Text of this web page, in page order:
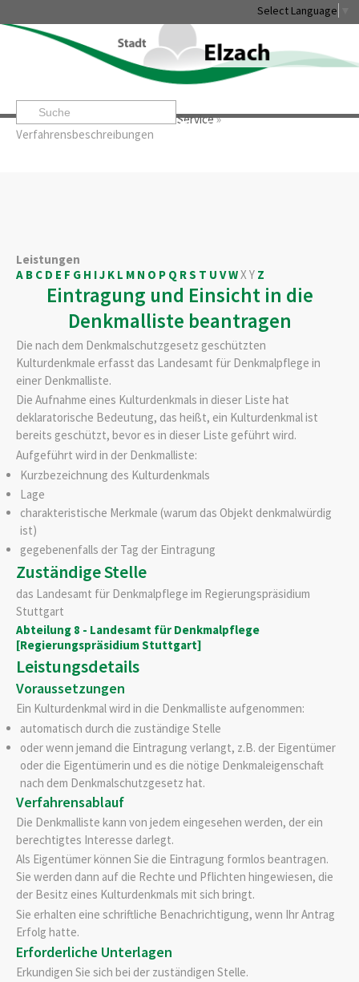
Select Language
Startseite» »Service»
Verfahrensbeschreibungen
Leben & Erleben Rathaus & Service
Leistungen
A B C D E F G H IJ K L M N O P Q RS T U VWXY Z
Eintragung und Einsicht in die
Denkmalliste beantragen
Die nach dem Denkmalschutzgesetz geschützten
Kulturdenkmale erfasst das Landesamt für Denkmalpflege in
einer Denkmalliste.
Die Aufnahme eines Kulturdenkmals in dieser Liste hat
deklaratorische Bedeutung, das heißt, ein Kulturdenkmal ist
bereits geschützt, bevor es in dieser Liste geführt wird.
Aufgeführt wird in der Denkmalliste:
Kurzbezeichnung des Kulturdenkmals
Lage
charakteristische Merkmale (warum das Objekt denkmalwürdig
ist)
gegebenenfalls der Tag der Eintragung
Zuständige Stelle
das Landesamt für Denkmalpflege im Regierungspräsidium
Stuttgart
Abteilung 8 - Landesamt für Denkmalpflege
[Regierungspräsidium Stuttgart]
Leistungsdetails
Voraussetzungen
Ein Kulturdenkmal wird in die Denkmalliste aufgenommen:
automatisch durch die zuständige Stelle
oder wenn jemand die Eintragung verlangt, z.B. der Eigentümer
oder die Eigentümerin und es die nötige Denkmaleigenschaft
nach dem Denkmalschutzgesetz hat.
Verfahrensablauf
Die Denkmalliste kann von jedem eingesehen werden, der ein
berechtigtes Interesse darlegt.
Als Eigentümer können Sie die Eintragung formlos beantragen.
Sie werden dann auf die Rechte und Pflichten hingewiesen, die
der Besitz eines Kulturdenkmals mit sich bringt.
Sie erhalten eine schriftliche Benachrichtigung, wenn Ihr Antrag
Erfolg hatte.
Erforderliche Unterlagen
Erkundigen Sie sich bei der zuständigen Stelle.